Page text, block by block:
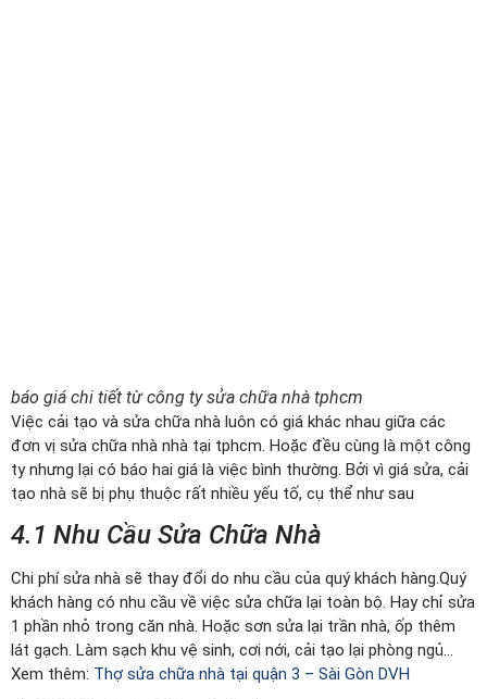
báo giá chi tiết từ công ty sửa chữa nhà tphcm
Việc cải tạo và sửa chữa nhà luôn có giá khác nhau giữa các
đơn vị sửa chữa nhà nhà tại tphcm. Hoặc đều cùng là một công
ty nhưng lại có báo hai giá là việc bình thường. Bởi vì giá sửa, cải
tạo nhà sẽ bị phụ thuộc rất nhiều yếu tố, cụ thể như sau
4.1 Nhu Cầu Sửa Chữa Nhà
Chi phí sửa nhà sẽ thay đổi do nhu cầu của quý khách hàng.Quý
khách hàng có nhu cầu về việc sửa chữa lại toàn bộ. Hay chỉ sửa
1 phần nhỏ trong căn nhà. Hoặc sơn sửa lại trần nhà, ốp thêm
lát gạch. Làm sạch khu vệ sinh, cơi nới, cải tạo lại phòng ngủ…
Xem thêm: Thợ sửa chữa nhà tại quận 3 – Sài Gòn DVH